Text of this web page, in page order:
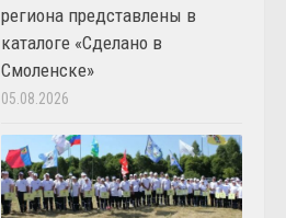
региона представлены в
каталоге «Сделано в
Смоленске»
05.08.2026